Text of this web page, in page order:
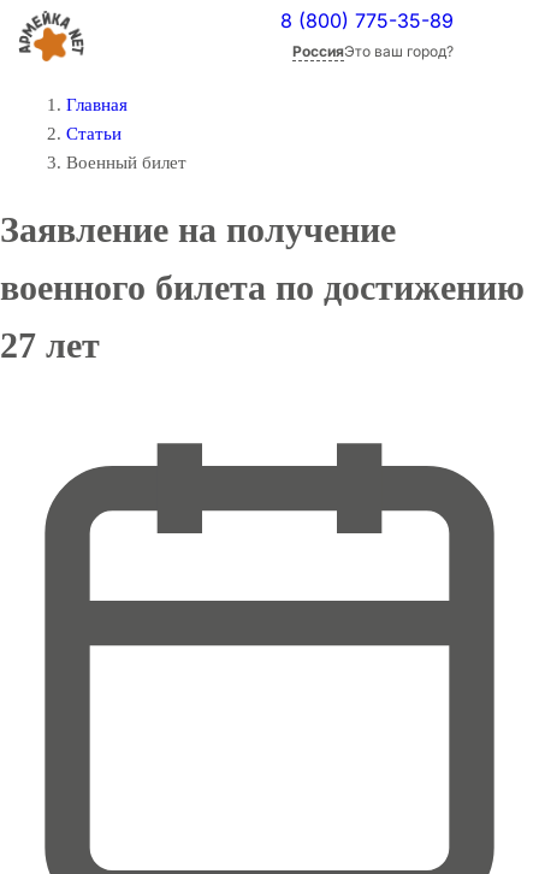
8 (800) 775-35-89
РоссияЭто ваш город?
Главная
Статьи
Военный билет
Заявление на получение
военного билета по достижению
27 лет